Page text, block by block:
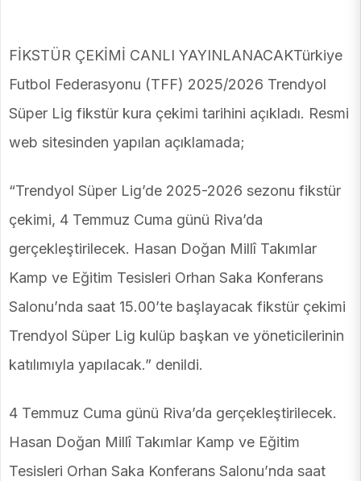
FİKSTÜR ÇEKİMİ CANLI YAYINLANACAKTürkiye
Futbol Federasyonu (TFF) 2025/2026 Trendyol
Süper Lig fikstür kura çekimi tarihini açıkladı. Resmi
web sitesinden yapılan açıklamada;
“Trendyol Süper Lig’de 2025-2026 sezonu fikstür
çekimi, 4 Temmuz Cuma günü Riva’da
gerçekleştirilecek. Hasan Doğan Millî Takımlar
Kamp ve Eğitim Tesisleri Orhan Saka Konferans
Salonu’nda saat 15.00’te başlayacak fikstür çekimi
Trendyol Süper Lig kulüp başkan ve yöneticilerinin
katılımıyla yapılacak.” denildi.
4 Temmuz Cuma günü Riva’da gerçekleştirilecek.
Hasan Doğan Millî Takımlar Kamp ve Eğitim
Tesisleri Orhan Saka Konferans Salonu’nda saat